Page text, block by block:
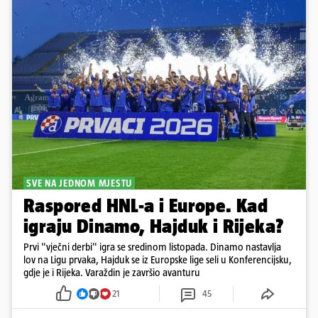
SVE NA JEDNOM MJESTU
Raspored HNL-a i Europe. Kad
igraju Dinamo, Hajduk i Rijeka?
Prvi "vječni derbi" igra se sredinom listopada. Dinamo nastavlja
lov na Ligu prvaka, Hajduk se iz Europske lige seli u Konferencijsku,
gdje je i Rijeka. Varaždin je završio avanturu
21 45